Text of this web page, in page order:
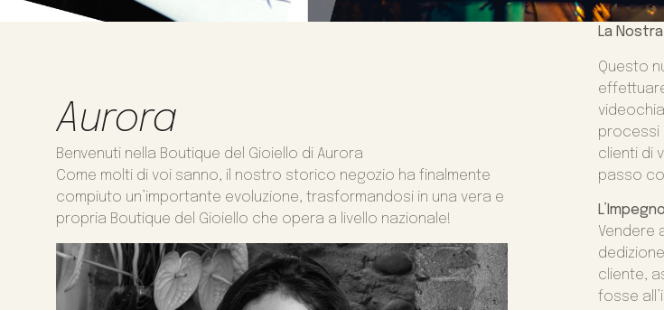
Aurora
Benvenuti nella Boutique del Gioiello di Aurora
Come molti di voi sanno, il nostro storico negozio ha finalmente
compiuto un’importante evoluzione, trasformandosi in una vera e
propria Boutique del Gioiello che opera a livello nazionale!
La
Questo
processi
clienti di
passo
Vendere
cliente,
fosse